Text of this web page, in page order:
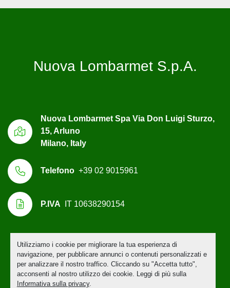
Utilizziamo i cookie per migliorare la tua esperienza di
navigazione, per pubblicare annunci o contenuti personalizzati e
per analizzare il nostro traffico. Cliccando su "Accetta tutto",
acconsenti al nostro utilizzo dei cookie. Leggi di più sulla
Informativa sulla privacy.
Nuova Lombarmet S.p.A.
Nuova Lombarmet Spa Via Don Luigi Sturzo,
15, Arluno
Milano, Italy
Telefono +39 02 9015961
P.IVA IT 10638290154
Personalizza le preferenze sui Cookies